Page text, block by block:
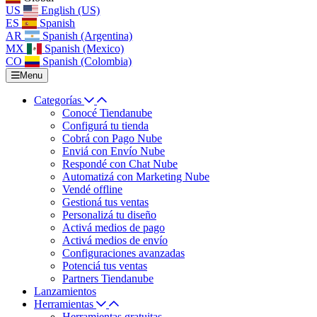
US
English (US)
ES
Spanish
AR
Spanish (Argentina)
MX
Spanish (Mexico)
CO
Spanish (Colombia)
Menu
Categorías
Conocé Tiendanube
Configurá tu tienda
Cobrá con Pago Nube
Enviá con Envío Nube
Respondé con Chat Nube
Automatizá con Marketing Nube
Vendé offline
Gestioná tus ventas
Personalizá tu diseño
Activá medios de pago
Activá medios de envío
Configuraciones avanzadas
Potenciá tus ventas
Partners Tiendanube
Lanzamientos
Herramientas